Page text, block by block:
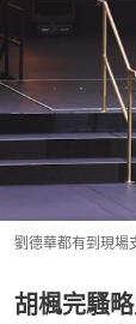
劉德華都有到現場
胡楓完騷